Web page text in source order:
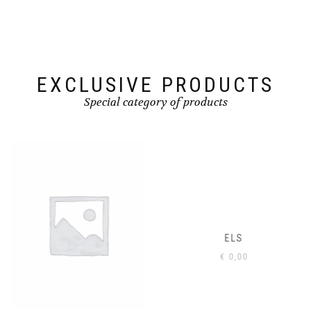
EXCLUSIVE PRODUCTS
Special category of products
ELS
€ 0,00